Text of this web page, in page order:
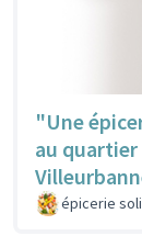
"Une
au quartier
épicerie